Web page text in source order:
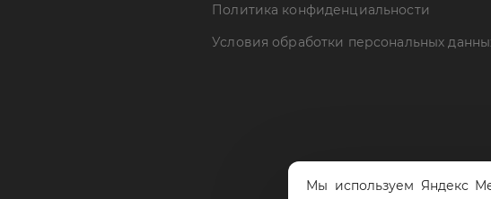
Политика конфиденциальности
Условия обработки персональных
Мы используем Яндекс